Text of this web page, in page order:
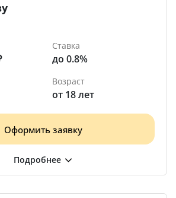
Ставка
до 0.8%
Возраст
от 18 лет
Оформить заявку